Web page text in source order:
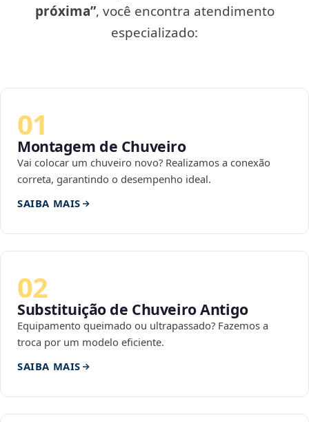
próxima”, você encontra atendimento
especializado:
01
Montagem de Chuveiro
Vai colocar um chuveiro novo? Realizamos a conexão
correta, garantindo o desempenho ideal.
SAIBA MAIS
02
Substituição de Chuveiro Antigo
Equipamento queimado ou ultrapassado? Fazemos a
troca por um modelo eficiente.
SAIBA MAIS